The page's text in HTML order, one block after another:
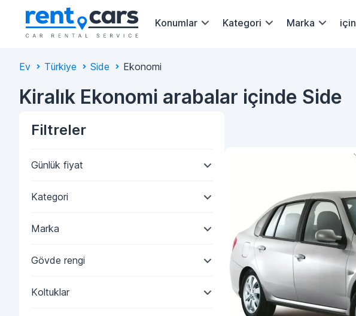
Konumlar Kategori Marka için
Ev Türkiye Side Ekonomi
Kiralık Ekonomi arabalar içinde Side
Filtreler
Günlük fiyat
Kategori
Marka
Gövde rengi
Koltuklar